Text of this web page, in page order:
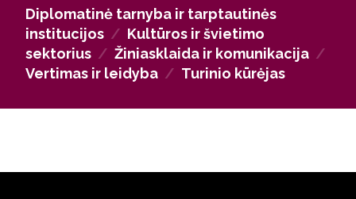
tarptautinėse institucijose, atstovauti užsienio
šalims Lietuvoje arba Lietuvos ambasadose
užsienyje, prisidėti prie tarptautinių projektų ir
organizacijų veiklos. Kultūros ir švietimo
sektoriuose jų įgūdžiai praverčia muziejuose,
Diplomatinė tarnyba ir tarptautinės
institucijos / Kultūros ir švietimo
sektorius / Žiniasklaida ir komunikacija /
Vertimas ir leidyba / Turinio kūrėjas